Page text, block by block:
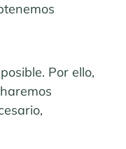
Por ello,